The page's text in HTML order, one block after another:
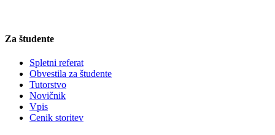
Za študente
Spletni referat
Obvestila za študente
Tutorstvo
Novičnik
Vpis
Cenik storitev